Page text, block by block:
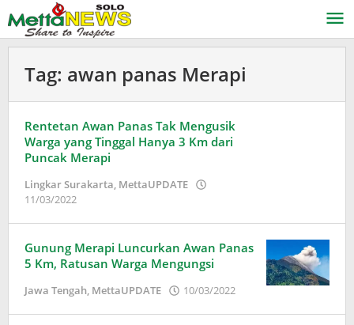
ke
konten
Tag: awan panas Merapi
Rentetan Awan Panas Tak Mengusik
Warga yang Tinggal Hanya 3 Km dari
Puncak Merapi
Lingkar Surakarta, MettaUPDATE
11/03/2022
Gunung Merapi Luncurkan Awan Panas
5 Km, Ratusan Warga Mengungsi
Jawa Tengah, MettaUPDATE 10/03/2022